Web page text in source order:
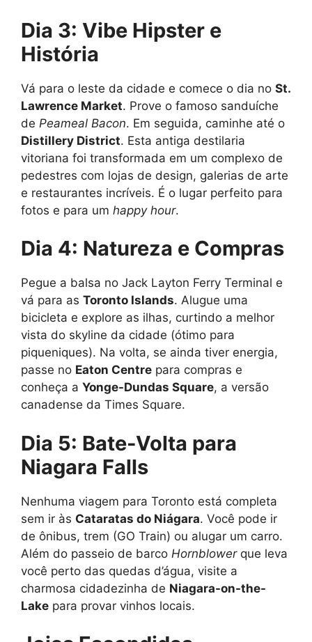
Dia 3: Vibe Hipster e
História
Vá para o leste da cidade e comece o dia no St.
Lawrence Market. Prove o famoso sanduíche
de Peameal Bacon. Em seguida, caminhe até o
Distillery District. Esta antiga destilaria
vitoriana foi transformada em um complexo de
pedestres com lojas de design, galerias de arte
e restaurantes incríveis. É o lugar perfeito para
fotos e para um happy hour.
Dia 4: Natureza e Compras
Pegue a balsa no Jack Layton Ferry Terminal e
vá para as Toronto Islands. Alugue uma
bicicleta e explore as ilhas, curtindo a melhor
vista do skyline da cidade (ótimo para
piqueniques). Na volta, se ainda tiver energia,
passe no Eaton Centre para compras e
conheça a Yonge-Dundas Square, a versão
canadense da Times Square.
Dia 5: Bate-Volta para
Niagara Falls
Nenhuma viagem para Toronto está completa
sem ir às Cataratas do Niágara. Você pode ir
de ônibus, trem (GO Train) ou alugar um carro.
Além do passeio de barco Hornblowerque leva
você perto das quedas d’água, visite a
charmosa cidadezinha de Niagara-on-the-
Lake para provar vinhos locais.